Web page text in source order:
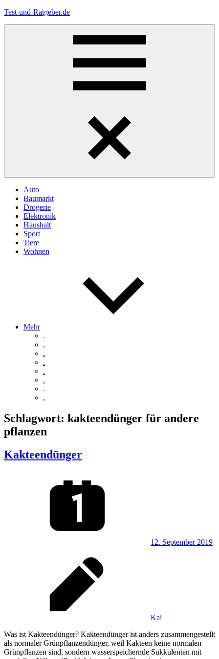
Zum
Test-und-Ratgeber.de
Auto
Baumarkt
Drogerie
Elektronik
Haushalt
Sport
Tiere
Wohnen
Mehr
.
.
.
.
.
.
.
.
Schlagwort: kakteendünger für andere
pflanzen
Kakteendünger
12. September 2019
Kai
Was ist Kakteendünger? Kakteendünger ist anders zusammengestellt
als normaler Grünpflanzendünger, weil Kakteen keine normalen
Grünpflanzen sind, sondern wasserspeichernde Sukkulenten mit